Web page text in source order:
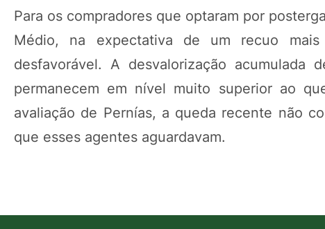
Para os compradores que optaram por
Médio, na expectativa de um recuo
desfavorável. A desvalorização acumulada
permanecem em nível muito superior ao
avaliação de Pernías, a queda recente não
que esses agentes aguardavam.